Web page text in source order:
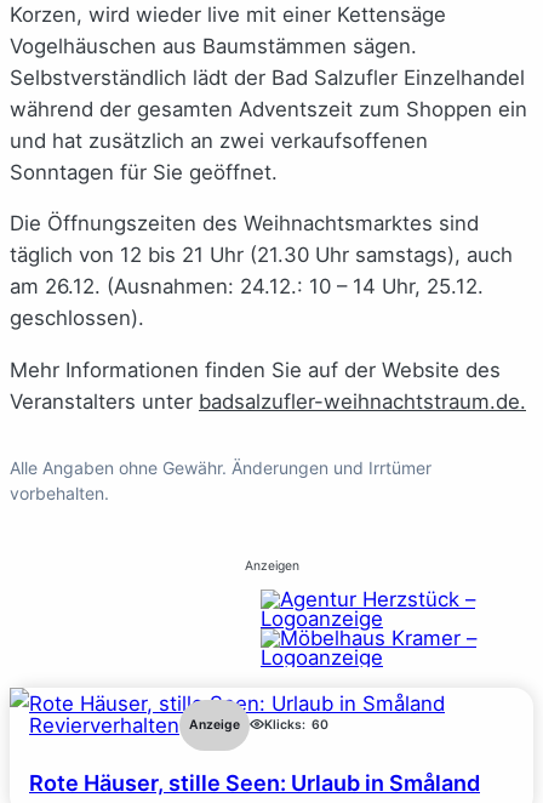
Korzen, wird wieder live mit einer Kettensäge
Vogelhäuschen aus Baumstämmen sägen.
Selbstverständlich lädt der Bad Salzufler Einzelhandel
während der gesamten Adventszeit zum Shoppen ein
und hat zusätzlich an zwei verkaufsoffenen
Sonntagen für Sie geöffnet.
Die Öffnungszeiten des Weihnachtsmarktes sind
täglich von 12 bis 21 Uhr (21.30 Uhr samstags), auch
am 26.12. (Ausnahmen: 24.12.: 10 – 14 Uhr, 25.12.
geschlossen).
Mehr Informationen finden Sie auf der Website des
Veranstalters unter badsalzufler-weihnachtstraum.de.
Alle Angaben ohne Gewähr. Änderungen und Irrtümer
vorbehalten.
Anzeigen
Revierverhalten Anzeige Klicks: 60
Rote Häuser, stille Seen: Urlaub in Småland